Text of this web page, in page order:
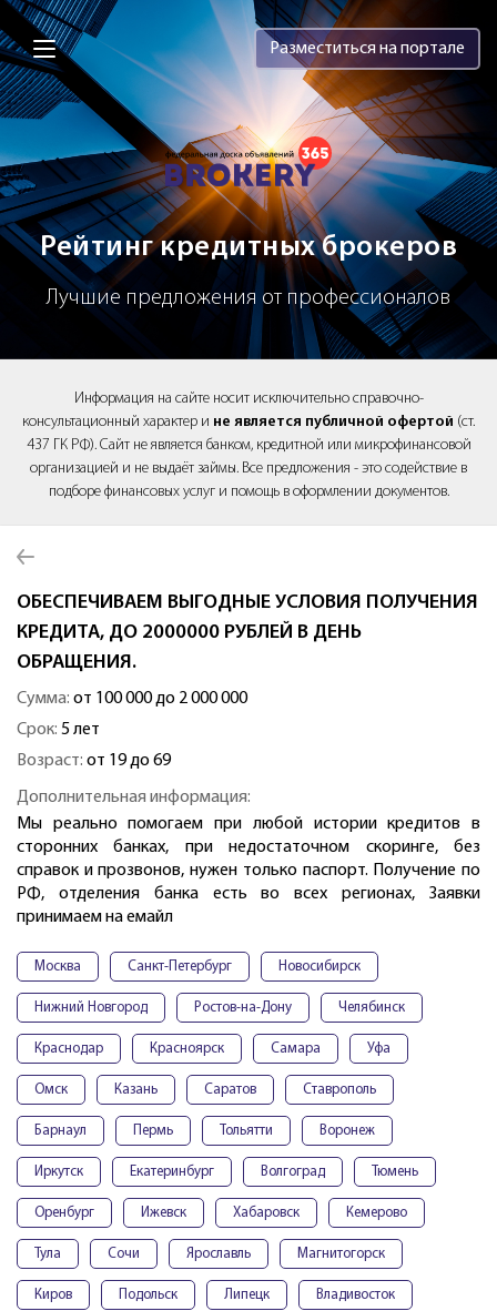
Brokery365 - Рейтинг кредитных
Разместиться на портале
Рейтинг кредитных брокеров
Лучшие предложения от профессионалов
Информация на сайте носит исключительно справочно-
консультационный характер и не является публичной офертой (ст.
437 ГК РФ). Сайт не является банком, кредитной или микрофинансовой
организацией и не выдаёт займы. Все предложения - это содействие в
подборе финансовых услуг и помощь в оформлении документов.
ОБЕСПЕЧИВАЕМ ВЫГОДНЫЕ УСЛОВИЯ ПОЛУЧЕНИЯ
КРЕДИТА, ДО 2000000 РУБЛЕЙ В ДЕНЬ
ОБРАЩЕНИЯ.
Сумма: от 100 000 до 2 000 000
Срок: 5 лет
Возраст: от 19 до 69
Дополнительная информация:
Мы реально помогаем при любой истории кредитов в
сторонних банках, при недостаточном скоринге, без
справок и прозвонов, нужен только паспорт. Получение по
РФ, отделения банка есть во всех регионах, Заявки
принимаем на емайл
Москва Санкт-Петербург Новосибирск
Нижний Новгород Ростов-на-Дону Челябинск
Краснодар Красноярск Самара Уфа
Омск Казань Саратов Ставрополь
Барнаул Пермь Тольятти Воронеж
Иркутск Екатеринбург Волгоград Тюмень
Оренбург Ижевск Хабаровск Кемерово
Тула Сочи Ярославль Магнитогорск
Киров Подольск Липецк Владивосток